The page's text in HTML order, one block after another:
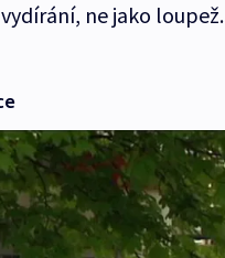
ne jako loupež.